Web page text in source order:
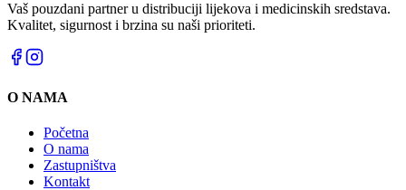
Vaš pouzdani partner u distribuciji lijekova i medicinskih sredstava.
Kvalitet, sigurnost i brzina su naši prioriteti.
O NAMA
Početna
O nama
Zastupništva
Kontakt